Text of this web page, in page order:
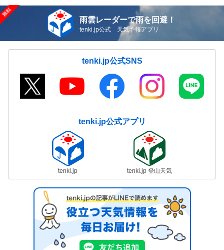
雨雲レーダーで雨を回避！
tenki.jp公式 天気予報アプリ
tenki.jp公式SNS
tenki.jp公式アプリ
tenki.jp tenki.jp 登山天気